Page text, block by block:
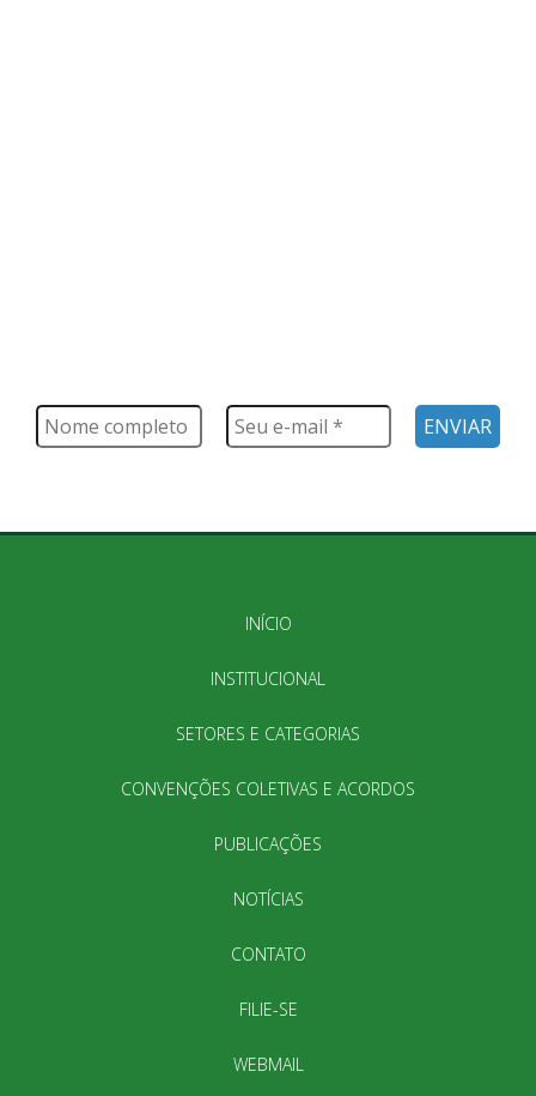
INÍCIO
INSTITUCIONAL
SETORES E CATEGORIAS
CONVENÇÕES COLETIVAS E ACORDOS
PUBLICAÇÕES
NOTÍCIAS
CONTATO
FILIE-SE
WEBMAIL